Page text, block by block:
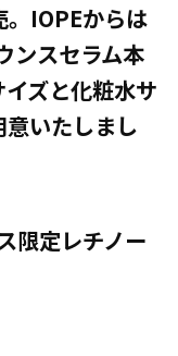
IOPEからは
ンスセラム本
ズと化粧水サ
いたしまし
定レチノー